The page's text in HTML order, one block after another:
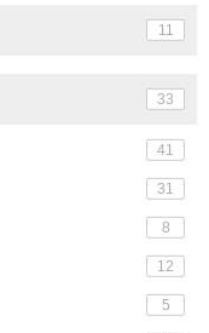
11
33
41
31
8
12
5